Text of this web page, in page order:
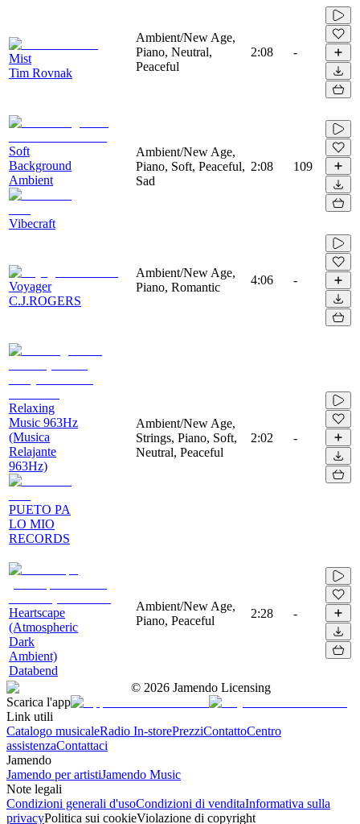
Mist
Tim Rovnak
Ambient/New Age,
Piano, Neutral,
Peaceful
2:08 -
Soft
Background
Ambient
Vibecraft
Ambient/New Age,
Piano, Soft, Peaceful,
Sad
2:08 109
Voyager
C.J.ROGERS
Ambient/New Age,
Piano, Romantic
4:06 -
Relaxing
Music 963Hz
(Musica
Relajante
963Hz)
PUETO PA
LO MIO
RECORDS
Ambient/New Age,
Strings, Piano, Soft,
Neutral, Peaceful
2:02 -
Heartscape
(Atmospheric
Dark
Ambient)
Databend
Ambient/New Age,
Piano, Peaceful
2:28 -
© 2026 Jamendo Licensing
Scarica l'app
Link utili
Catalogo musicaleRadio In-storePrezziContattoCentro
assistenzaContattaci
Jamendo
Jamendo per artistiJamendo Music
Note legali
Condizioni generali d'usoCondizioni di venditaInformativa sulla
privacyPolitica sui cookieViolazione di copyright